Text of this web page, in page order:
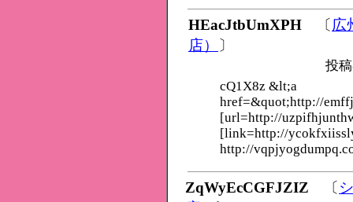
HEacJtbUmXPH 〔広
店） 〕
投
cQ1X8z &lt;a
href=&quot;http://
[url=http://
[link=http://
http://
ZqWyEcCGFJZIZ 〔